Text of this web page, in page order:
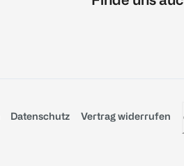
Datenschutz Vertrag widerrufen